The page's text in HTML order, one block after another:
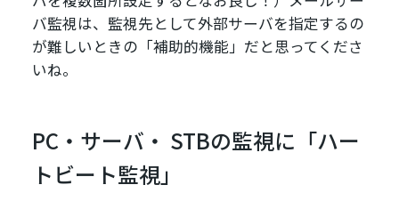
バ監視は、監視先として外部サーバを指定するの
が難しいときの「補助的機能」だと思ってくださ
いね。
PC・サーバ・ STBの監視に「ハー
トビート監視」